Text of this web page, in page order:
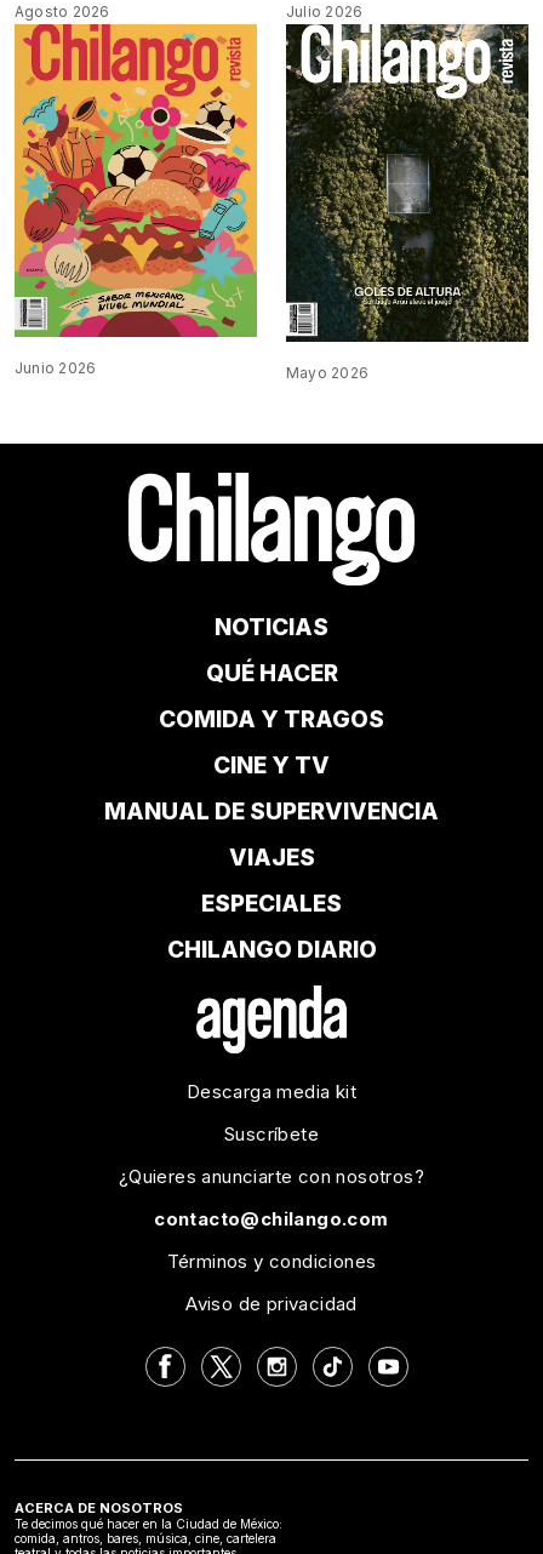
Agosto 2026 Julio 2026
Junio 2026 Mayo 2026
NOTICIAS
QUÉ HACER
COMIDA Y TRAGOS
CINE Y TV
MANUAL DE SUPERVIVENCIA
VIAJES
ESPECIALES
CHILANGO DIARIO
Descarga media kit
Suscríbete
¿Quieres anunciarte con nosotros?
contacto@chilango.com
Términos y condiciones
Aviso de privacidad
ACERCA DE NOSOTROS
Te decimos qué hacer en la Ciudad de México:
comida, antros, bares, música, cine, cartelera